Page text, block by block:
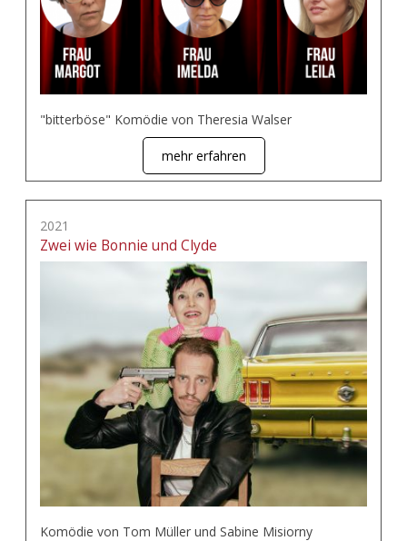
"bitterböse" Komödie von Theresia Walser
mehr erfahren
2021
Zwei wie Bonnie und Clyde
Komödie von Tom Müller und Sabine Misiorny